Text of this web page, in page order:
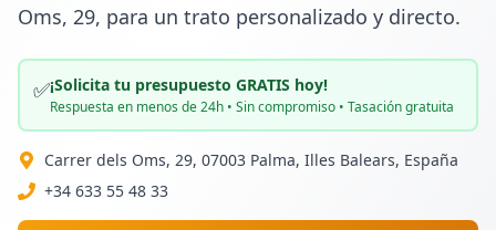
Oms, 29, para un trato personalizado y directo.
✅¡Solicita tu presupuesto GRATIS hoy!
Respuesta en menos de 24h • Sin compromiso • Tasación gratuita
Carrer dels Oms, 29, 07003 Palma, Illes Balears, España
+34 633 55 48 33